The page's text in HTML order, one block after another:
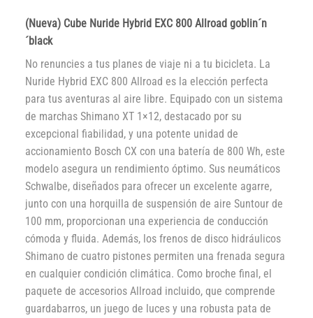
(Nueva) Cube Nuride Hybrid EXC 800 Allroad goblin´n
´black
No renuncies a tus planes de viaje ni a tu bicicleta. La
Nuride Hybrid EXC 800 Allroad es la elección perfecta
para tus aventuras al aire libre. Equipado con un sistema
de marchas Shimano XT 1×12, destacado por su
excepcional fiabilidad, y una potente unidad de
accionamiento Bosch CX con una batería de 800 Wh, este
modelo asegura un rendimiento óptimo. Sus neumáticos
Schwalbe, diseñados para ofrecer un excelente agarre,
junto con una horquilla de suspensión de aire Suntour de
100 mm, proporcionan una experiencia de conducción
cómoda y fluida. Además, los frenos de disco hidráulicos
Shimano de cuatro pistones permiten una frenada segura
en cualquier condición climática. Como broche final, el
paquete de accesorios Allroad incluido, que comprende
guardabarros, un juego de luces y una robusta pata de